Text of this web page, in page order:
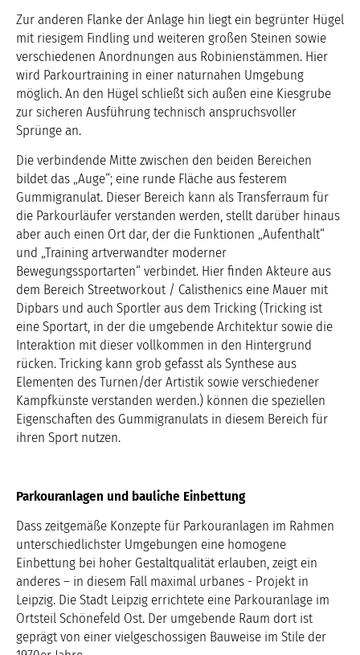
Zur anderen Flanke der Anlage hin liegt ein begrünter Hügel
mit riesigem Findling und weiteren großen Steinen sowie
verschiedenen Anordnungen aus Robinienstämmen. Hier
wird Parkourtraining in einer naturnahen Umgebung
möglich. An den Hügel schließt sich außen eine Kiesgrube
zur sicheren Ausführung technisch anspruchsvoller
Sprünge an.
Die verbindende Mitte zwischen den beiden Bereichen
bildet das „Auge“; eine runde Fläche aus festerem
Gummigranulat. Dieser Bereich kann als Transferraum für
die Parkourläufer verstanden werden, stellt darüber hinaus
aber auch einen Ort dar, der die Funktionen „Aufenthalt“
und „Training artverwandter moderner
Bewegungssportarten“ verbindet. Hier finden Akteure aus
dem Bereich Streetworkout / Calisthenics eine Mauer mit
Dipbars und auch Sportler aus dem Tricking (Tricking ist
eine Sportart, in der die umgebende Architektur sowie die
Interaktion mit dieser vollkommen in den Hintergrund
rücken. Tricking kann grob gefasst als Synthese aus
Elementen des Turnen/der Artistik sowie verschiedener
Kampfkünste verstanden werden.) können die speziellen
Eigenschaften des Gummigranulats in diesem Bereich für
ihren Sport nutzen.
Parkouranlagen und bauliche Einbettung
Dass zeitgemäße Konzepte für Parkouranlagen im Rahmen
unterschiedlichster Umgebungen eine homogene
Einbettung bei hoher Gestaltqualität erlauben, zeigt ein
anderes – in diesem Fall maximal urbanes - Projekt in
Leipzig. Die Stadt Leipzig errichtete eine Parkouranlage im
Ortsteil Schönefeld Ost. Der umgebende Raum dort ist
geprägt von einer vielgeschossigen Bauweise im Stile der